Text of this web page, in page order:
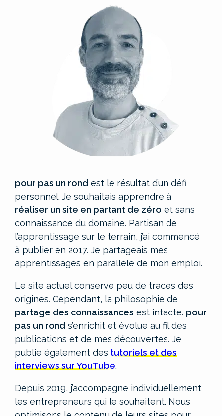
pour pas un rond est le résultat d’un défi
personnel. Je souhaitais apprendre à
réaliser un site en partant de zéro et sans
connaissance du domaine. Partisan de
l’apprentissage sur le terrain, j’ai commencé
à publier en 2017. Je partageais mes
apprentissages en parallèle de mon emploi.
Le site actuel conserve peu de traces des
origines. Cependant, la philosophie de
partage des connaissances est intacte. pour
pas un rond s’enrichit et évolue au fil des
publications et de mes découvertes. Je
publie également des tutoriels et des
interviews sur YouTube.
Depuis 2019, j’accompagne individuellement
les entrepreneurs qui le souhaitent. Nous